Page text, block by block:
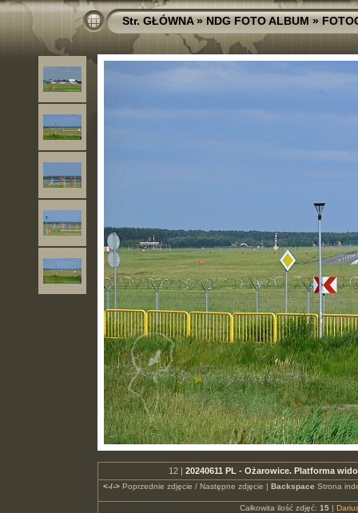
Str. GŁÓWNA»NDG FOTO ALBUM»
12 | 20240611 PL - Ożarowice. Platforma
<-/->Poprzednie zdjęcie / Następne zdjęcie | Backspace Strona
Całkowita ilość zdjęć: 15|